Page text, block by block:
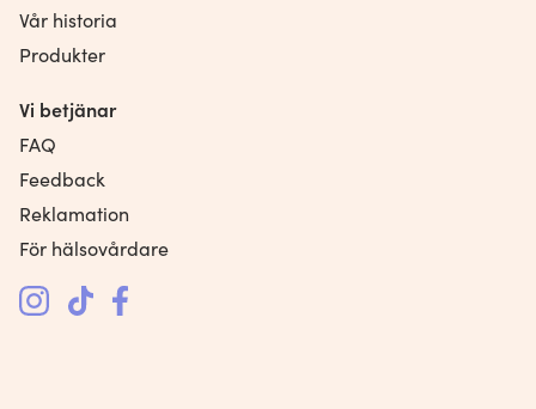
Vår historia
Produkter
Vi betjänar
FAQ
Feedback
Reklamation
För hälsovårdare